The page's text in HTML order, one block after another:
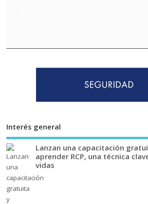
Interés general
Lanzan una capacitación
aprender RCP, una técnica
vidas